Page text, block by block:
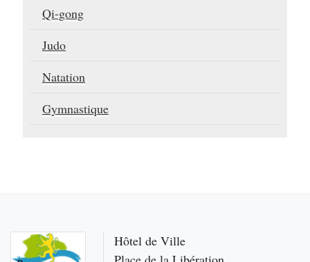
Qi-gong
Judo
Natation
Gymnastique
Hôtel de Ville